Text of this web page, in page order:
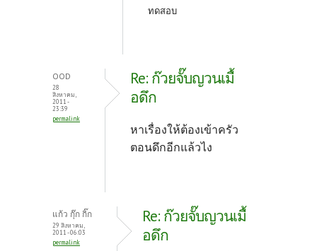
ทดสอบ
OOD
28
สิงหาคม,
2011 -
23:39
permalink
Re: ก๊วยจั๊บญวนเมื้
อดึก
หาเรื่องให้ต้องเข้าครัว
ตอนดึกอีกแล้วไง
แก้ว กุ๊ก กิ๊ก
29 สิงหาคม,
2011 - 06:03
permalink
Re: ก๊วยจั๊บญวนเมื้
อดึก